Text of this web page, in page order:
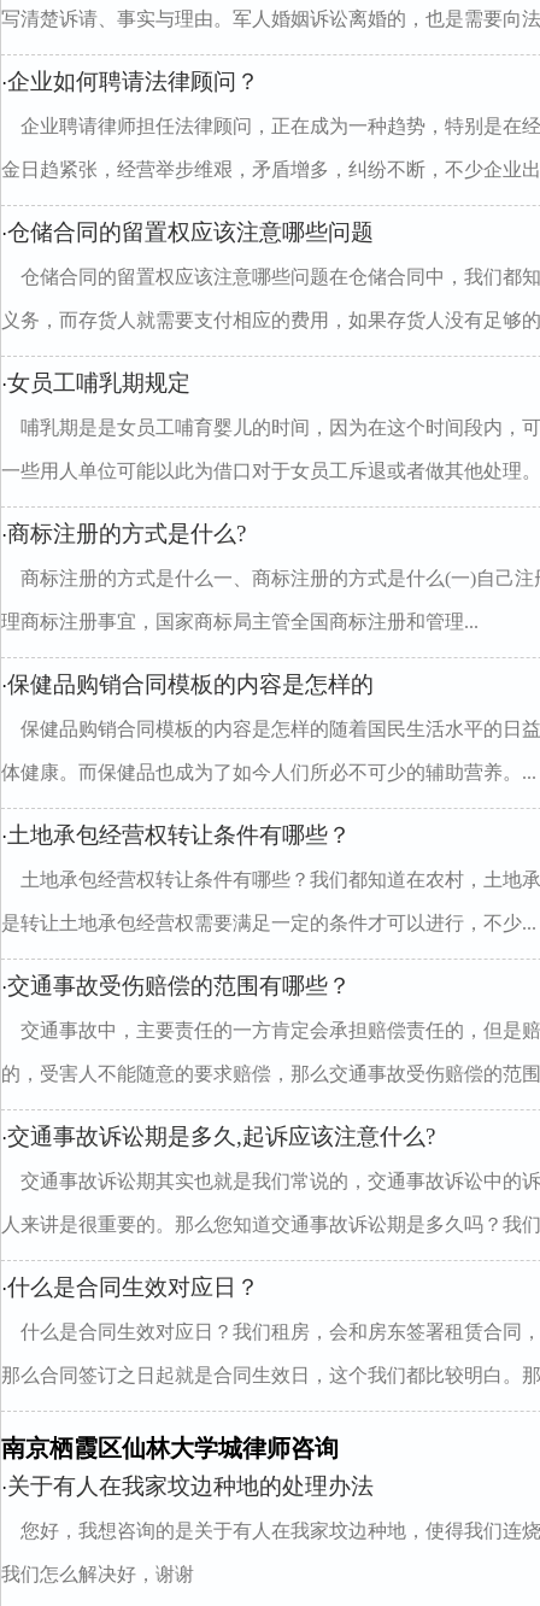
写清楚诉请、事实与理由。军人婚姻诉讼离婚的，也是需要向
·企业如何聘请法律顾问？
企业聘请律师担任法律顾问，正在成为一种趋势，特别是在
金日趋紧张，经营举步维艰，矛盾增多，纠纷不断，不少企业
·仓储合同的留置权应该注意哪些问题
仓储合同的留置权应该注意哪些问题在仓储合同中，我们都
义务，而存货人就需要支付相应的费用，如果存货人没有足够
·女员工哺乳期规定
哺乳期是是女员工哺育婴儿的时间，因为在这个时间段内，
一些用人单位可能以此为借口对于女员工斥退或者做其他处理
·商标注册的方式是什么?
商标注册的方式是什么一、商标注册的方式是什么(一)自己
理商标注册事宜，国家商标局主管全国商标注册和管理...
·保健品购销合同模板的内容是怎样的
保健品购销合同模板的内容是怎样的随着国民生活水平的日
体健康。而保健品也成为了如今人们所必不可少的辅助营养。...
·土地承包经营权转让条件有哪些？
土地承包经营权转让条件有哪些？我们都知道在农村，土地
是转让土地承包经营权需要满足一定的条件才可以进行，不少...
·交通事故受伤赔偿的范围有哪些？
交通事故中，主要责任的一方肯定会承担赔偿责任的，但是
的，受害人不能随意的要求赔偿，那么交通事故受伤赔偿的范
·交通事故诉讼期是多久,起诉应该注意什么?
交通事故诉讼期其实也就是我们常说的，交通事故诉讼中的
人来讲是很重要的。那么您知道交通事故诉讼期是多久吗？我
·什么是合同生效对应日？
什么是合同生效对应日？我们租房，会和房东签署租赁合同
那么合同签订之日起就是合同生效日，这个我们都比较明白。
南京栖霞区仙林大学城律师咨询
·关于有人在我家坟边种地的处理办法
您好，我想咨询的是关于有人在我家坟边种地，使得我们连
我们怎么解决好，谢谢